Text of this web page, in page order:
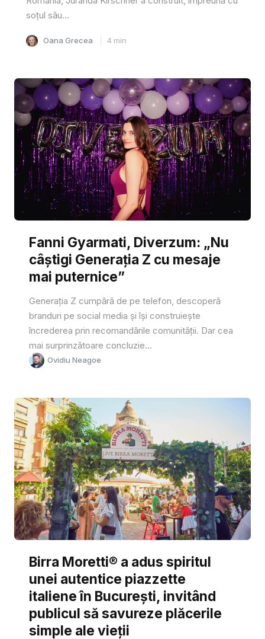
soțul său...
Oana Grecea 4 min
Fanni Gyarmati, Diverzum: „Nu
câștigi Generația Z cu mesaje
mai puternice”
Generația Z cumpără de pe telefon, descoperă
branduri pe social media și își construiește
încrederea prin recomandările comunității. Dar cea
mai surprinzătoare concluzie...
Ovidiu Neagoe
Birra Moretti® a adus spiritul
unei autentice piazzette
italiene în București, invitând
publicul să savureze plăcerile
simple ale vieții